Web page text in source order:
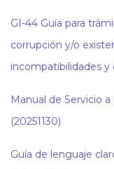
GI-44 Guía para
corrupción y/o
incompatibilidades y
Manual de Servicio
(20251130)
Guía de lenguaje